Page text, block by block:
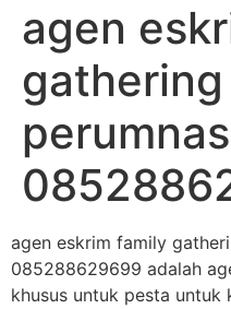
agen
agen eskrim family
085288629699 adalah
khusus untuk pesta untuk